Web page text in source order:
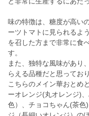
味の特徴は、糖度が高い
ーツトマトに見られるよ
を召した方まで非常に食
す。
また、独特な風味があり
らえる品種だと思ってお
こちらのメイン華おとめ
ーオレンジ(丸オレンジ)
色）、チョコちゃん(茶色